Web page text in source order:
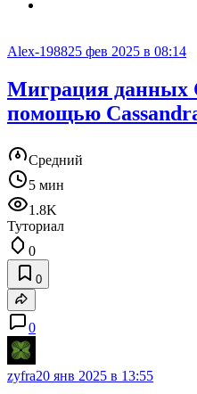
Alex-198825 фев 2025 в 08:14
Миграция данных
помощью
Средний
5 мин
1.8K
Туториал
0
0
0
zyfra20 янв 2025 в 13:55